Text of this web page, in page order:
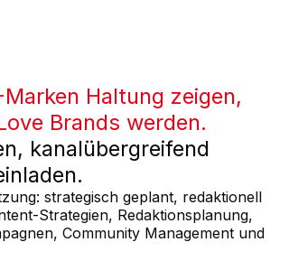
Haltung zeigen,
Brands werden.
kanalübergreifend
strategisch geplant, redaktionell
Strategien, Redaktionsplanung,
Community Management und